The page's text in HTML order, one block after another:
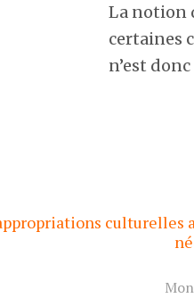
La notion
certaines
n’est
culturelles